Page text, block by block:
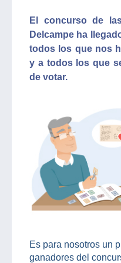
El concurso de
Delcampe ha
todos los que nos
y a todos los que
de votar.
Es para nosotros un
ganadores del